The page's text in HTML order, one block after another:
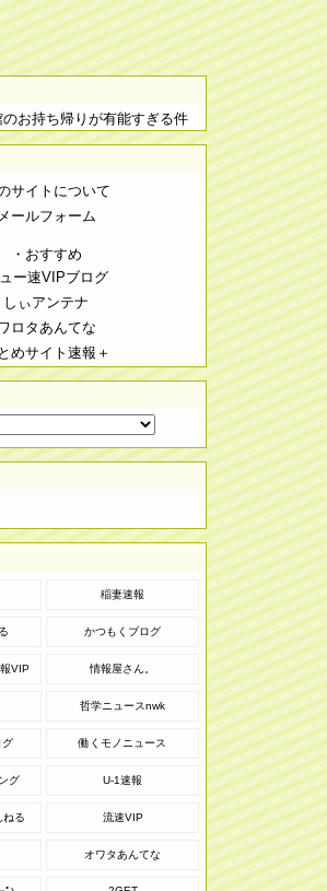
お持ち帰りが有能すぎる件
サイトについて
メールフォーム
・おすすめ
ー速VIPブログ
しぃアンテナ
ロタあんてな
めサイト速報＋
稲妻速報
かつもくブログ
VIP 情報屋さん。
哲学ニュースnwk
グ 働くモノニュース
グ U-1速報
ねる 流速VIP
オワタあんてな